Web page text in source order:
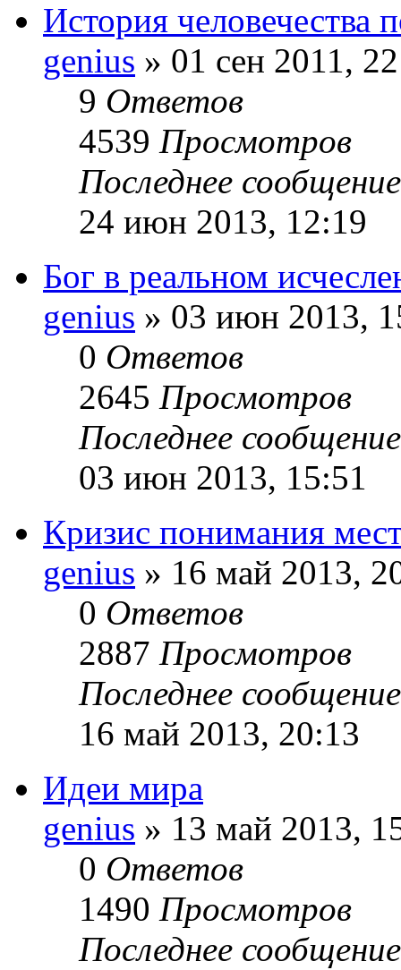
История человечества
genius » 01 сен 2011,
9 Ответов
4539 Просмотров
Последнее
24 июн 2013, 12:19
Бог в реальном
genius » 03 июн 2013,
0 Ответов
2645 Просмотров
Последнее
03 июн 2013, 15:51
Кризис понимания
genius » 16 май 2013,
0 Ответов
2887 Просмотров
Последнее
16 май 2013, 20:13
Идеи мира
genius » 13 май 2013,
0 Ответов
1490 Просмотров
Последнее